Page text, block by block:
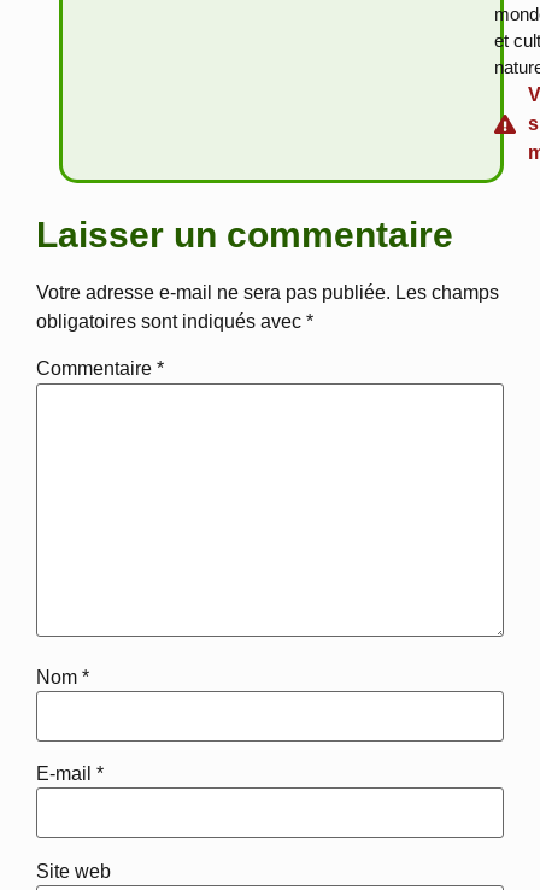
et
Laisser un commentaire
Votre adresse e-mail ne sera pas publiée. Les champs
obligatoires sont indiqués avec *
Commentaire *
Nom *
E-mail *
Site web